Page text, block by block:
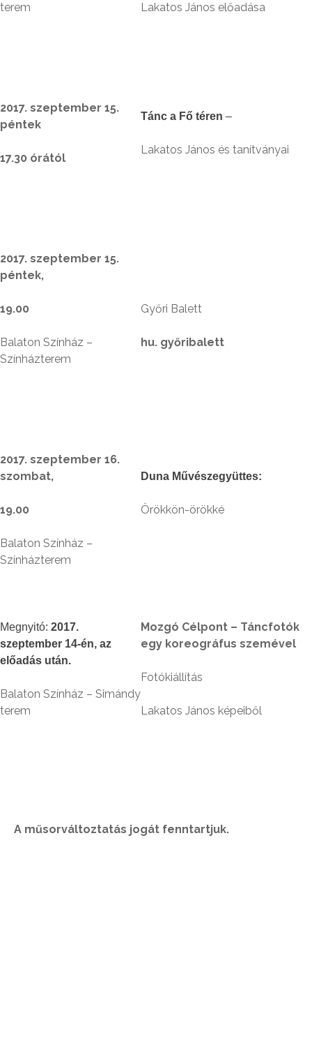
terem
Lakatos János előadása
2017. szeptember 15.
péntek
17.30 órától
Tánc a Fő téren –
Lakatos János és tanítványai
2017. szeptember 15.
péntek,
19.00
Balaton Színház –
Színházterem
Győri Balett
hu. győribalett
2017. szeptember 16.
szombat,
19.00
Balaton Színház –
Színházterem
Duna Művészegyüttes:
Örökkön-örökké
Megnyitó: 2017.
szeptember 14-én, az
előadás után.
Balaton Színház – Simándy
terem
Mozgó Célpont – Táncfotók
egy koreográfus szemével
Fotókiállítás
Lakatos János képeiből
A műsorváltoztatás jogát fenntartjuk.